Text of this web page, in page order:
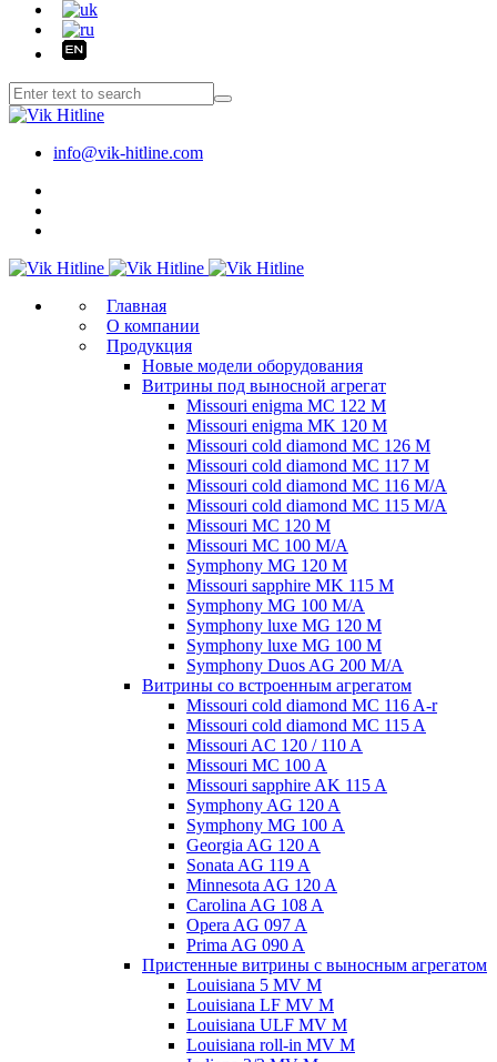
info@vik-hitline.com
Главная
О компании
Продукция
Новые модели оборудования
Витрины под выносной агрегат
Missouri enigma MC 122 M
Missouri enigma MK 120 M
Missouri cold diamond MC 126 M
Missouri cold diamond MC 117 M
Missouri cold diamond MC 116 M/A
Missouri cold diamond MC 115 M/A
Missouri MC 120 M
Missouri MC 100 M/A
Symphony MG 120 M
Missouri sapphire MK 115 M
Symphony MG 100 M/А
Symphony luxe MG 120 M
Symphony luxe MG 100 M
Symphony Duos AG 200 M/A
Витрины со встроенным агрегатом
Missouri cold diamond MC 116 A-r
Missouri cold diamond MC 115 A
Missouri AC 120 / 110 A
Missouri MC 100 A
Missouri sapphire AK 115 A
Symphony AG 120 A
Symphony MG 100 А
Georgia AG 120 A
Sonata AG 119 A
Minnesota AG 120 A
Carolina AG 108 A
Opera AG 097 A
Prima AG 090 A
Пристенные витрины с выносным агрегатом
Louisiana 5 MV M
Louisiana LF MV M
Louisiana ULF MV M
Louisiana roll-in MV M